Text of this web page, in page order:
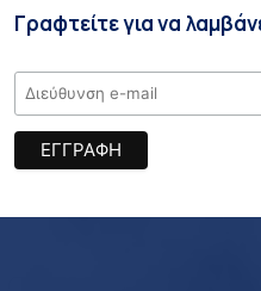
Γραφτείτε για να